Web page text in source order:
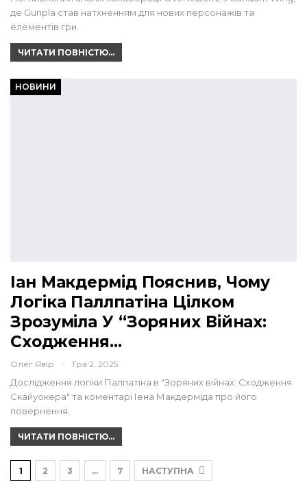
де Gunpla став натхненням для нових персонажів та
елементів гри.
ЧИТАТИ ПОВНІСТЮ...
НОВИНИ
Іан Макдермід Пояснив, Чому
Логіка Паллпатіна Цілком
Зрозуміла У “Зоряних Війнах:
Сходження…
Олег Явір Тра 2, 2025
Дослідження логіки Палпатіна в "Зоряних війнах: Сходження
Скайуокера" та коментарі Іена Макдерміда про його
повернення.
ЧИТАТИ ПОВНІСТЮ...
1 2 3 … 7 НАСТУПНА